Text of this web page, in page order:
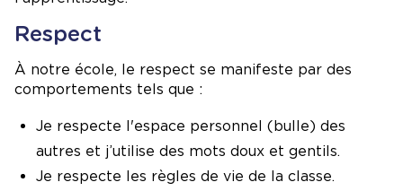
Respect
À notre école, le respect se manifeste par des
comportements tels que :
Je respecte l'espace personnel (bulle) des
autres et j’utilise des mots doux et gentils.
Je respecte les règles de vie de la classe.